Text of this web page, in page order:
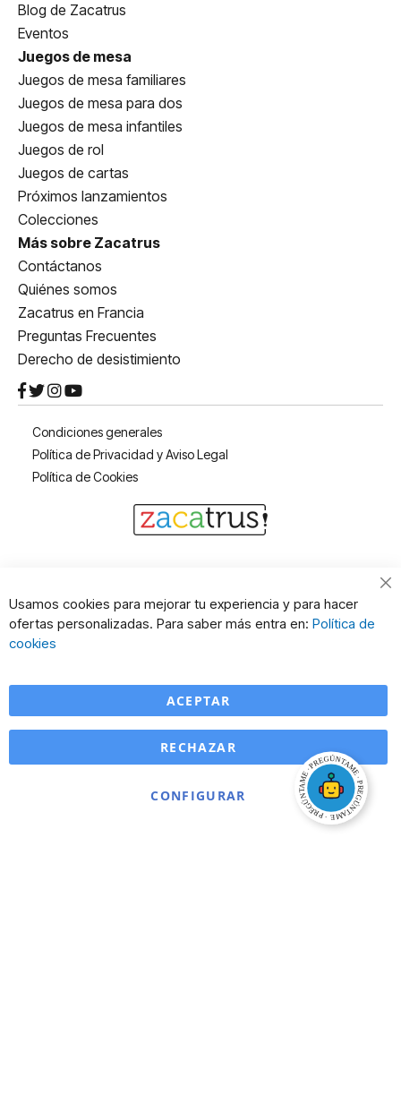
Blog de Zacatrus
Eventos
Juegos de mesa
Juegos de mesa familiares
Juegos de mesa para dos
Juegos de mesa infantiles
Juegos de rol
Juegos de cartas
Próximos lanzamientos
Colecciones
Más sobre Zacatrus
Contáctanos
Quiénes somos
Zacatrus en Francia
Preguntas Frecuentes
Derecho de desistimiento
Condiciones generales
Política de Privacidad y Aviso Legal
Política de Cookies
Usamos cookies para mejorar tu experiencia y para hacer
ofertas personalizadas. Para saber más entra en: Política de
cookies
ACEPTAR
CONFIGURAR
RECHAZAR